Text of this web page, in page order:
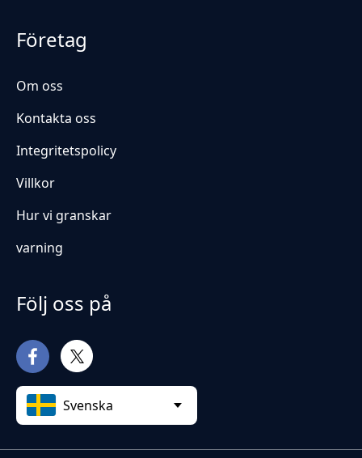
Företag
Om oss
Kontakta oss
Integritetspolicy
Villkor
Hur vi granskar
varning
Följ oss på
Svenska